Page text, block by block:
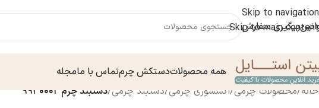
Skip to navigation
Skip to main content
پیگیری سفارش
همه محصولاتدستکش چرمتماس با مامجله
خانه/محصولات چرمی/اکسسوری چرمی/دستبند چرمی/دستبند چرم ۹۹۳۰۰۰۲